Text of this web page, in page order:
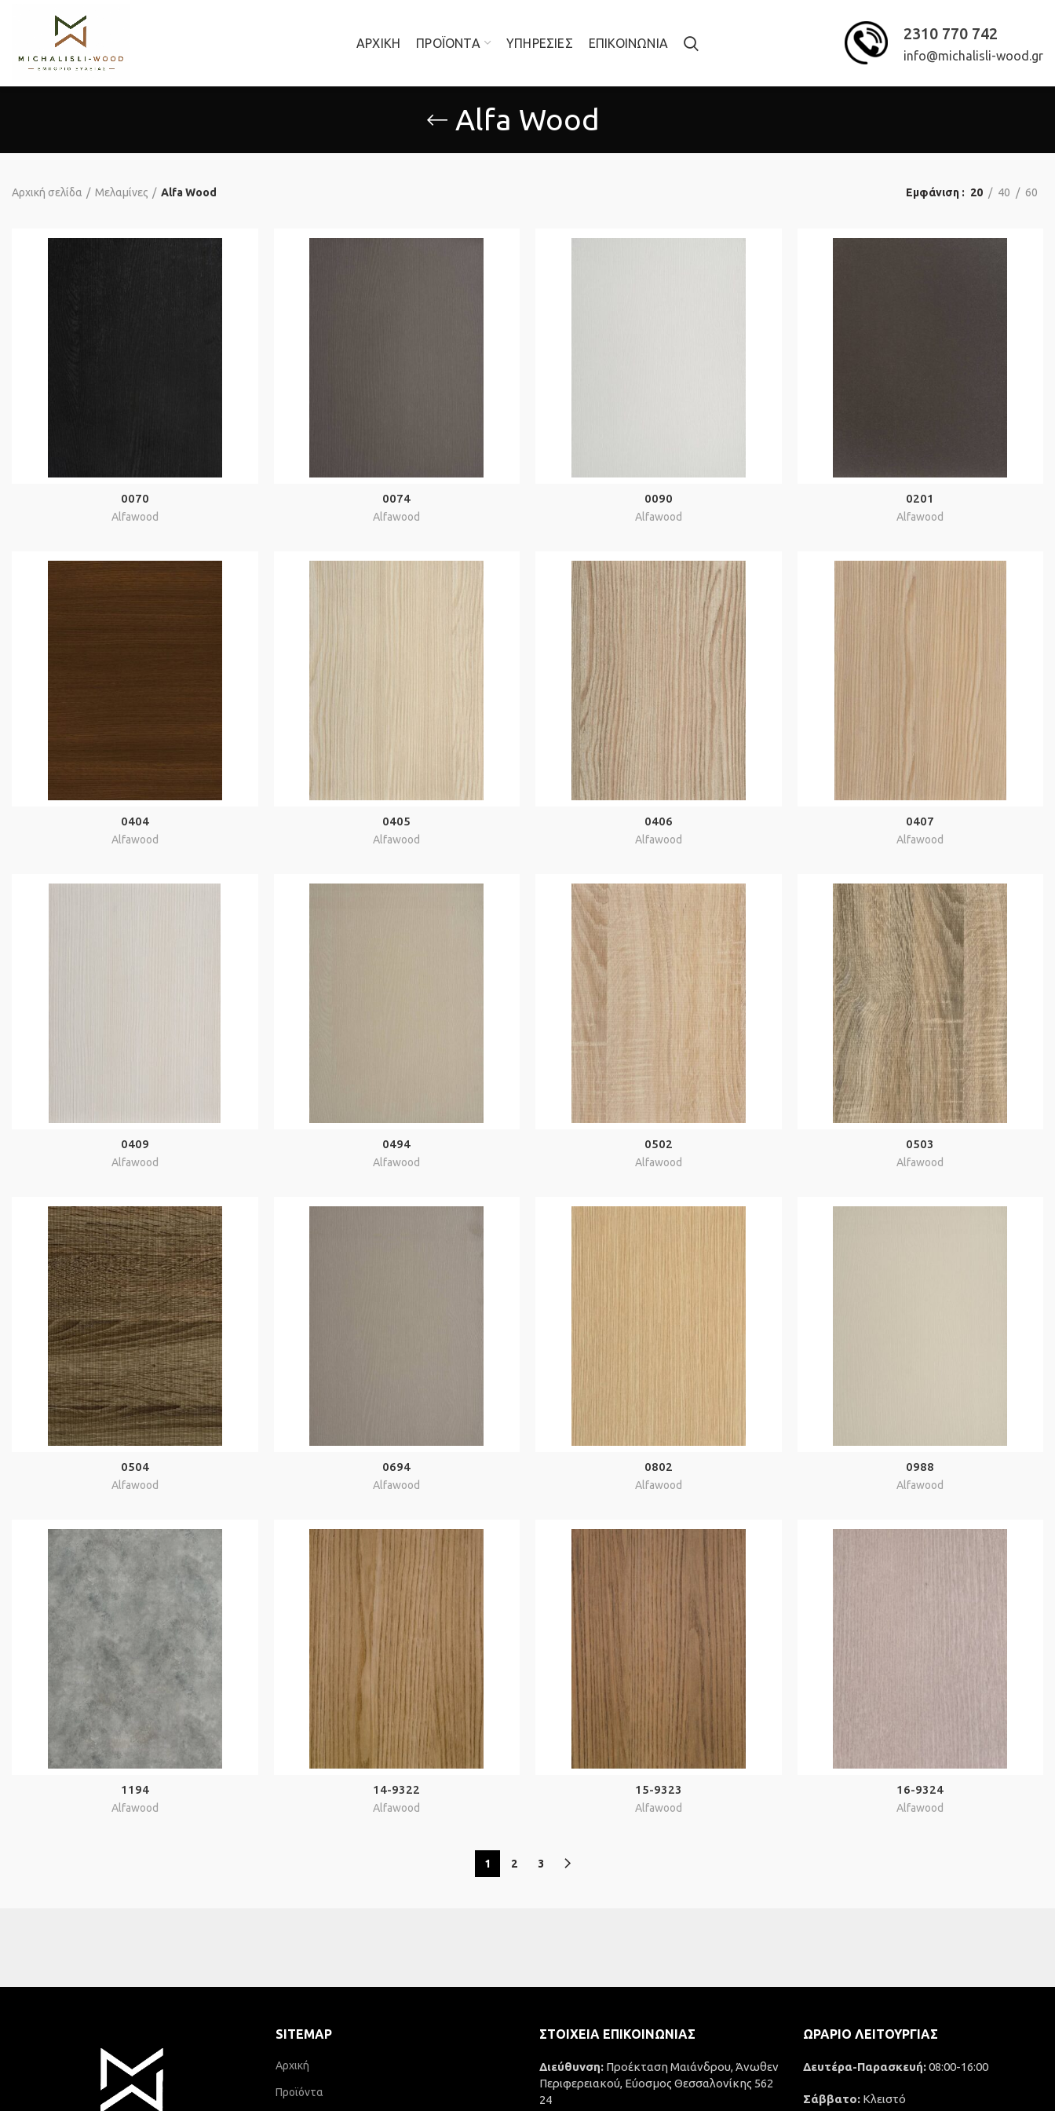
ΑΡΧΙΚΉ ΠΡΟΪΟΝΤΑ ΥΠΗΡΕΣΙΕΣ ΕΠΙΚΟΙΝΩΝΙΑ
2310 770 742
info@michalisli-wood.gr
Alfa Wood
Αρχική σελίδα Μελαμίνες Alfa Wood Εμφάνιση 20 40 60
0070
Alfawood
0074
Alfawood
0090
Alfawood
0201
Alfawood
0404
Alfawood
0405
Alfawood
0406
Alfawood
0407
Alfawood
0409
Alfawood
0494
Alfawood
0502
Alfawood
0503
Alfawood
0504
Alfawood
0694
Alfawood
0802
Alfawood
0988
Alfawood
1194
Alfawood
14-9322
Alfawood
15-9323
Alfawood
16-9324
Alfawood
1 2 3
SITEMAP
Αρχική
Προϊόντα
ΣΤΟΙΧΕΊΑ ΕΠΙΚΟΙΝΩΝΊΑΣ
Διεύθυνση: Προέκταση Μαιάνδρου, Άνωθεν
Περιφερειακού, Εύοσμος Θεσσαλονίκης 562
24
ΩΡΆΡΙΟ ΛΕΙΤΟΥΡΓΊΑΣ
Δευτέρα-Παρασκευή:08:00-16:00
Σάββατο: Κλειστό